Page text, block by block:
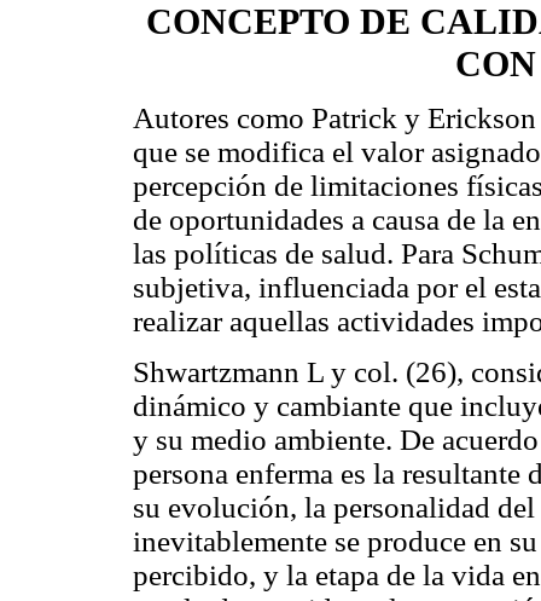
CONCEPTO DE
Autores como Patrick y
que se modifica el valor
percepción de limitaciones
de oportunidades a causa de la
las políticas de salud. Para
subjetiva, influenciada por el
realizar aquellas actividades
Shwartzmann L y col. (26),
dinámico y cambiante que
y su medio ambiente. De
persona enferma es la
su evolución, la personalidad
inevitablemente se produce en
percibido, y la etapa de la vida